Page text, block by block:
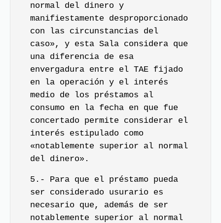
normal del dinero y
manifiestamente desproporcionado
con las circunstancias del
caso», y esta Sala considera que
una diferencia de esa
envergadura entre el TAE fijado
en la operación y el interés
medio de los préstamos al
consumo en la fecha en que fue
concertado permite considerar el
interés estipulado como
«notablemente superior al normal
del dinero».
5.- Para que el préstamo pueda
ser considerado usurario es
necesario que, además de ser
notablemente superior al normal